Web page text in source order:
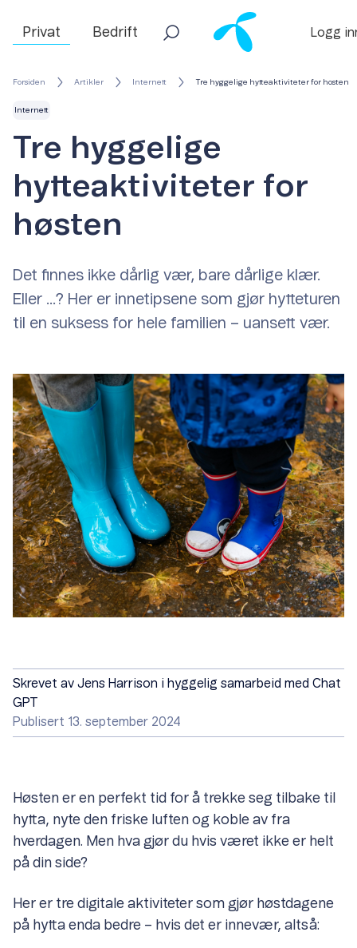
Privat Bedrift Logg
Forsiden Artikler Internett Tre hyggelige hytteaktiviteter for hosten
Internett
Tre hyggelige
hytteaktiviteter for
høsten
Det finnes ikke dårlig vær, bare dårlige klær.
Eller ...? Her er innetipsene som gjør hytteturen
til en suksess for hele familien – uansett vær.
Skrevet av Jens Harrison i hyggelig samarbeid med Chat
GPT
Publisert 13. september 2024
Høsten er en perfekt tid for å trekke seg tilbake til
hytta, nyte den friske luften og koble av fra
hverdagen. Men hva gjør du hvis været ikke er helt
på din side?
Her er tre digitale aktiviteter som gjør høstdagene
på hytta enda bedre – hvis det er innevær, altså: